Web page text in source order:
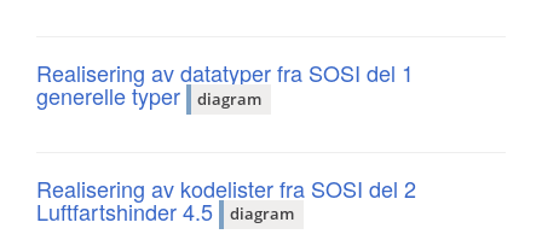
Realisering av datatyper fra SOSI del 1
generelle typer diagram
Realisering av kodelister fra SOSI del 2
Luftfartshinder 4.5 diagram